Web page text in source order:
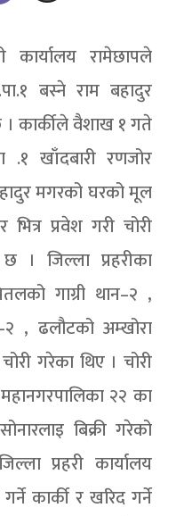
कार्यालय रामेछापले
बस्ने राम बहादुर
। कार्कीले वैशाख १ गते
.१ खाँदबारी रणजोर
मगरको घरको मूल
प्रवेश गरी चोरी
। जिल्ला प्रहरीका
गाग्री थान–२ ,
, ढलौटको अम्खोरा
गरेका थिए । चोरी
२२ का
बिक्री गरेको
प्रहरी कार्यालय
कार्की र खरिद गर्ने